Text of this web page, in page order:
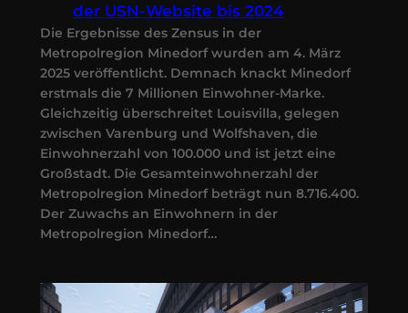
der USN-Website bis 2024
Die Ergebnisse des Zensus in der
Metropolregion Minedorf wurden am 4. März
2025 veröffentlicht. Demnach knackt Minedorf
erstmals die 7 Millionen Einwohner-Marke.
Gleichzeitig überschreitet Louisvilla, gelegen
zwischen Varenburg und Wolfshaven, die
Einwohnerzahl von 100.000 und ist jetzt eine
Großstadt. Die Gesamteinwohnerzahl der
Metropolregion Minedorf beträgt nun 8.716.400.
Der Zuwachs an Einwohnern in der
Metropolregion Minedorf…